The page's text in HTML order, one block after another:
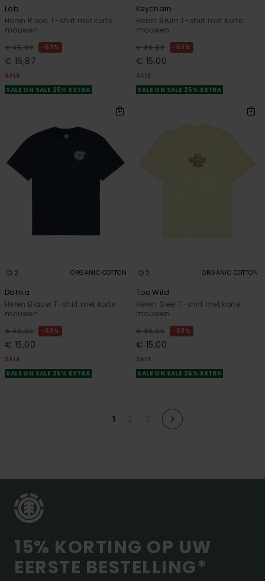
Lab
Heren Rood T-shirt met korte
mouwen
€ 45,00 63%
€ 16,87
SALE
SALE ON SALE 25% EXTRA
Keychain
Heren Bruin T-shirt met korte
mouwen
€ 40,00 63%
€ 15,00
SALE
SALE ON SALE 25% EXTRA
2 ORGANIC COTTON
Dahlia
Heren Blauw T-shirt met korte
mouwen
€ 40,00 63%
€ 15,00
SALE
SALE ON SALE 25% EXTRA
2 ORGANIC COTTON
Too Wild
Heren Geel T-shirt met korte
mouwen
€ 40,00 63%
€ 15,00
SALE
SALE ON SALE 25% EXTRA
1
15% KORTING OP UW
EERSTE BESTELLING*